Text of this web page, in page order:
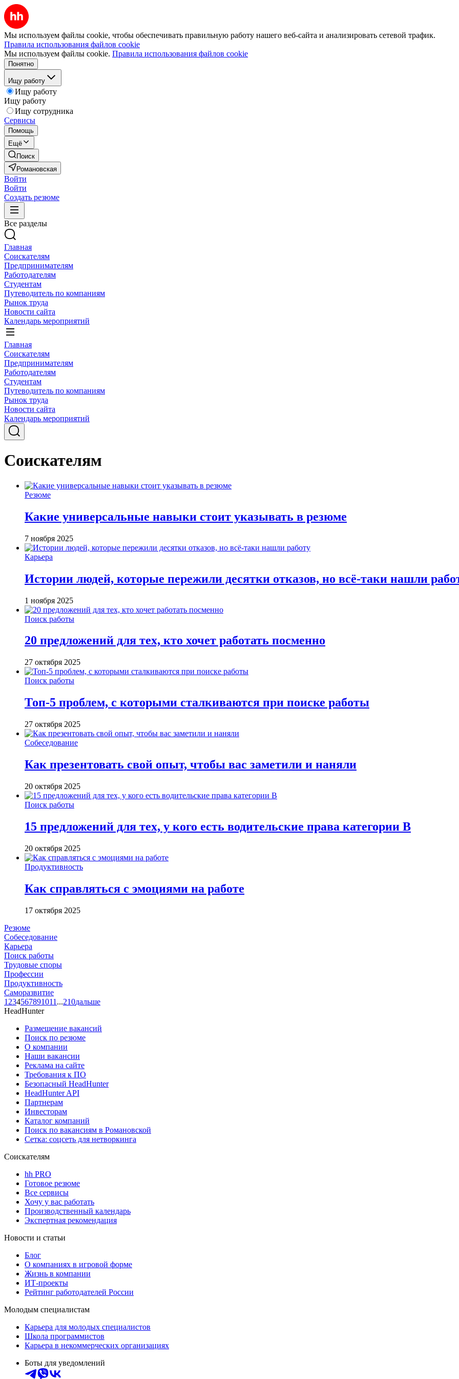
Мы используем файлы cookie, чтобы обеспечивать правильную работу нашего веб-сайта и анализировать сетевой трафик.
Правила использования файлов cookie
Мы используем файлы cookie. Правила использования файлов cookie
Понятно
Ищу работу
Ищу работу
Ищу работу
Ищу сотрудника
Сервисы
Помощь
Ещё
Поиск
Романовская
Войти
Войти
Создать резюме
Все разделы
Главная
Соискателям
Предпринимателям
Работодателям
Студентам
Путеводитель по компаниям
Рынок труда
Новости сайта
Календарь мероприятий
Главная
Соискателям
Предпринимателям
Работодателям
Студентам
Путеводитель по компаниям
Рынок труда
Новости сайта
Календарь мероприятий
Соискателям
Резюме
Какие универсальные навыки стоит указывать в резюме
7 ноября 2025
Карьера
Истории людей, которые пережили десятки отказов, но всё-таки нашли
1 ноября 2025
Поиск работы
20 предложений для тех, кто хочет работать посменно
27 октября 2025
Поиск работы
Топ-5 проблем, с которыми сталкиваются при поиске работы
27 октября 2025
Собеседование
Как презентовать свой опыт, чтобы вас заметили и наняли
20 октября 2025
Поиск работы
15 предложений для тех, у кого есть водительские права категории В
20 октября 2025
Продуктивность
Как справляться с эмоциями на работе
17 октября 2025
Резюме
Собеседование
Карьера
Поиск работы
Трудовые споры
Профессии
Продуктивность
Саморазвитие
1 234567891011 ...210дальше
HeadHunter
Размещение вакансий
Поиск по резюме
О компании
Наши вакансии
Реклама на сайте
Требования к ПО
Безопасный HeadHunter
HeadHunter API
Партнерам
Инвесторам
Каталог компаний
Поиск по вакансиям в Романовской
Сетка: соцсеть для нетворкинга
Соискателям
hh PRO
Готовое резюме
Все сервисы
Хочу у вас работать
Производственный календарь
Экспертная рекомендация
Новости и статьи
Блог
О компаниях в игровой форме
Жизнь в компании
ИТ-проекты
Рейтинг работодателей России
Молодым специалистам
Карьера для молодых специалистов
Школа программистов
Карьера в некоммерческих организациях
Боты для уведомлений